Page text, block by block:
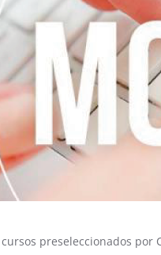
preseleccionados